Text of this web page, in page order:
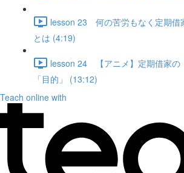
lesson 23 何の苦労もなく定期借
とは (4:19)
lesson 24 【アニメ】定期借家の
「目的」 (13:12)
Teach online with